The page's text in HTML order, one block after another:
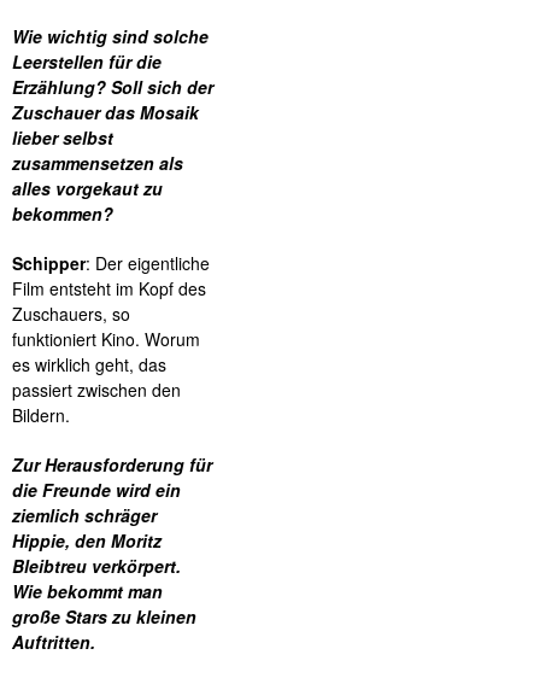
Wie wichtig sind solche
Leerstellen für die
Erzählung? Soll sich der
Zuschauer das Mosaik
lieber selbst
zusammensetzen als
alles vorgekaut zu
bekommen?
Schipper: Der eigentliche
Film entsteht im Kopf des
Zuschauers, so
funktioniert Kino. Worum
es wirklich geht, das
passiert zwischen den
Bildern.
Zur Herausforderung für
die Freunde wird ein
ziemlich schräger
Hippie, den Moritz
Bleibtreu verkörpert.
Wie bekommt man
große Stars zu kleinen
Auftritten.